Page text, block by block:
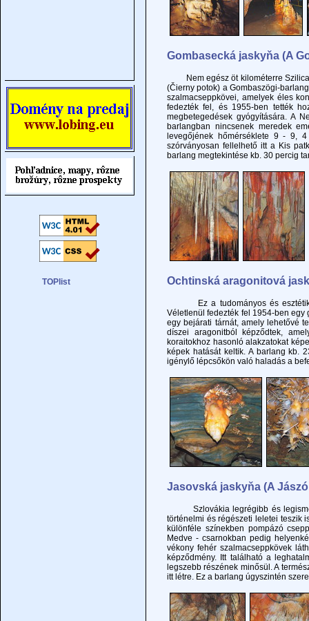
Gombasecká jaskyňa (A
Nem egész öt kilométerre Szilica
(Čierny potok) a Gombaszögi-
szalmacseppkövei, amelyek éles
fedezték fel, és 1955-ben tették
megbetegedések gyógyítására. A
barlangban nincsenek meredek
levegőjének hőmérséklete 9 - 9,
szórványosan fellelhető itt a Kis
barlang megtekintése kb. 30 percig
Ochtinská aragonitová
Ez a tudományos és esztétikai
Véletlenül fedezték fel 1954-ben
egy bejárati tárnát, amely lehetővé
díszei aragonitból képződtek,
koraitokhoz hasonló alakzatokat
képek hatását keltik. A barlang kb.
igénylő lépcsőkön való haladás a
Jasovská jaskyňa (A
Szlovákia legrégibb és
történelmi és régészeti leletei teszik
különféle színekben pompázó
Medve - csarnokban pedig
vékony fehér szalmacseppkövek
képződmény. Itt található a
legszebb részének minősül. A
itt létre. Ez a barlang úgyszintén